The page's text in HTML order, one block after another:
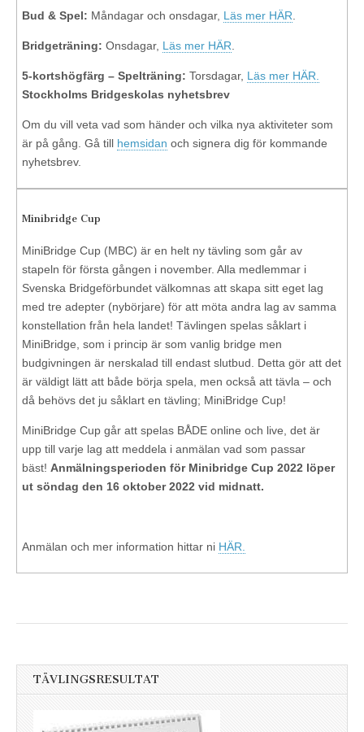
Bud & Spel: Måndagar och onsdagar, Läs mer HÄR
Bridgeträning: Onsdagar, Läs mer HÄR
5-kortshögfärg – Spelträning: Torsdagar, Läs mer HÄR.
Stockholms Bridgeskolas nyhetsbrev
Om du vill veta vad som händer och vilka nya aktiviteter som
är på gång. Gå till hemsidan och signera dig för kommande
nyhetsbrev.
Minibridge Cup
MiniBridge Cup (MBC) är en helt ny tävling som går av
stapeln för första gången i november. Alla medlemmar i
Svenska Bridgeförbundet välkomnas att skapa sitt eget lag
med tre adepter (nybörjare) för att möta andra lag av samma
konstellation från hela landet! Tävlingen spelas såklart i
MiniBridge, som i princip är som vanlig bridge men
budgivningen är nerskalad till endast slutbud. Detta gör att det
är väldigt lätt att både börja spela, men också att tävla – och
då behövs det ju såklart en tävling; MiniBridge Cup!
MiniBridge Cup går att spelas BÅDE online och live, det är
upp till varje lag att meddela i anmälan vad som passar
bäst! Anmälningsperioden för Minibridge Cup 2022 löper
ut söndag den 16 oktober 2022 vid midnatt.
Anmälan och mer information hittar ni HÄR.
TÄVLINGSRESULTAT